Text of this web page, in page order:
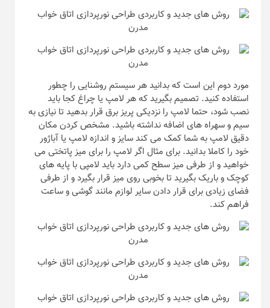
مورد دوم این است که بدانید هر سیستم روشنایی را چطور
استفاده کنید. تصمیم بگیرید که هر لامپ یا چراغ کجا باید
نصب شود، حتما لامپ را نزدیکی پریز برق قرار بدهید تا نیازی به
سیم و سهراه های اضافه نداشته باشید. مشخص کردن مکان
دقیق لامپ به شما کمک می کند سایز و اندازه لامپ یا آباژور
خود را کاملا بدانید. برای مثال اگر لامپ را برای میز پاتختی می
خواهید و از طرفی میز سطح کمی دارد باید لامپی با پایه های
کوچک و باریک بگیرید تا بخوبی روی میز قرار بگیرد و از طرفی
فضای زیادی برای قرار دادن سایر لوازم مانند گوشی و ساعت
فراهم کند.